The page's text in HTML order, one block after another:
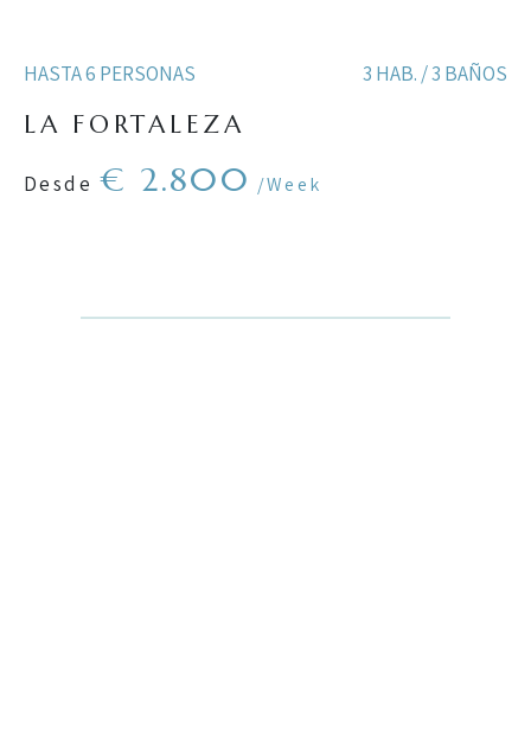
HASTA 6 PERSONAS 3 HAB. / 3 BAÑOS
LA FORTALEZA
Desde € 2.800 /Week